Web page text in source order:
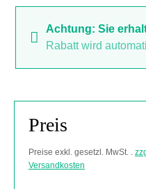
Achtung: Sie
Rabatt wird
Preis
Preise exkl. gesetzl. MwSt. .
Versandkosten